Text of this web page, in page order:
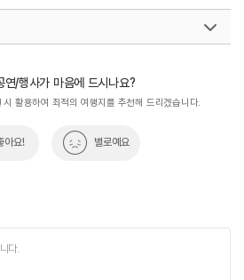
연/행사가 마음에 드시나요?
활용하여 최적의 여행지를 추천해 드리겠습니다.
아요! 별로예요